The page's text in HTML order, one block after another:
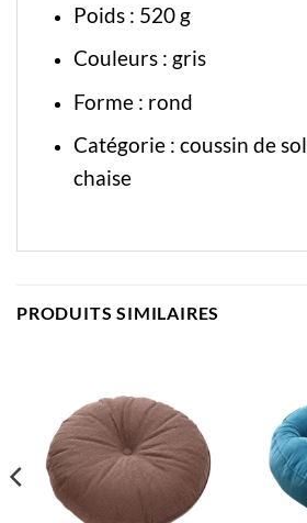
Poids : 520 g
Couleurs : gris
Forme : rond
Catégorie : coussin de sol
chaise
PRODUITS SIMILAIRES